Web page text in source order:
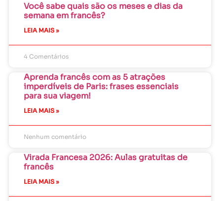
Você sabe quais são os meses e dias da
semana em francês?
LEIA MAIS »
4 Comentários
Aprenda francês com as 5 atrações
imperdíveis de Paris: frases essenciais
para sua viagem!
LEIA MAIS »
Nenhum comentário
Virada Francesa 2026: Aulas gratuitas de
francês
LEIA MAIS »